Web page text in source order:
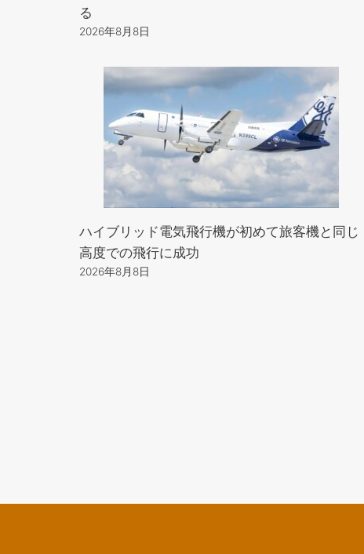
る
2026年8月8日
ハイブリッド電気飛行機が初めて旅客機と同じ
高度での飛行に成功
2026年8月8日